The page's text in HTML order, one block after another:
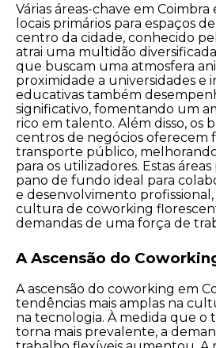
Várias áreas-chave em
locais primários para espaços
centro da cidade, conhecido
atrai uma multidão
que buscam uma atmosfera
proximidade a universidades e
educativas também
significativo, fomentando um
rico em talento. Além disso, os
centros de negócios oferecem
transporte público,
para os utilizadores. Estas
pano de fundo ideal para
e desenvolvimento
cultura de coworking
demandas de uma força de
A Ascensão do
A ascensão do coworking em
tendências mais amplas na
na tecnologia. À medida que o
torna mais prevalente, a